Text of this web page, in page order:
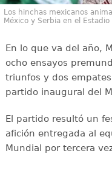
Los hinchas mexicanos
México y Serbia en el Estadio
En lo que va del año,
ocho ensayos
triunfos y dos
partido inaugural del
El partido resultó un
afición entregada al
Mundial por tercera